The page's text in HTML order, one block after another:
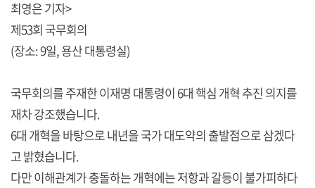
최영은 기자>
제53회 국무회의
(장소: 9일, 용산 대통령실)
국무회의를 주재한 이재명 대통령이 6대 핵심 개혁 추진 의지를
재차 강조했습니다.
6대 개혁을 바탕으로 내년을 국가 대도약의 출발점으로 삼겠다
고 밝혔습니다.
다만 이해관계가 충돌하는 개혁에는 저항과 갈등이 불가피하다